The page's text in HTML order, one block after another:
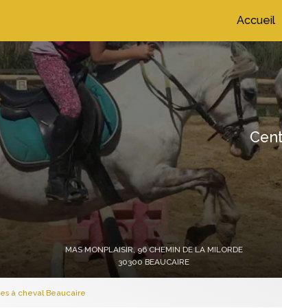
Accueil
MAS MONPLAISIR, 96 CHEMIN DE LA MILORDE
30300 BEAUCAIRE
à cheval Beaucaire